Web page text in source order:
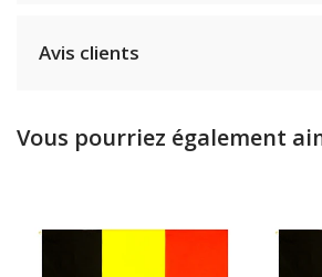
Avis clients
Vous pourriez également